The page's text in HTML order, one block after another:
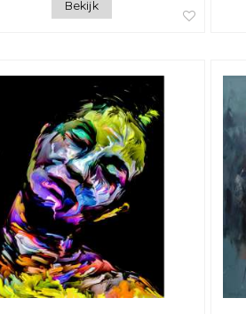
Bekijk